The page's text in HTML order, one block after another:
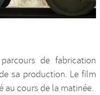
de fabrication
sa production. Le film
au cours de la matinée.